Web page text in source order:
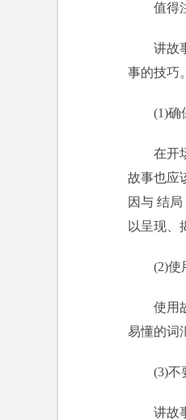
值得
讲故
事的技巧。
(1)确
在开
故事也应
因与 结
以呈现、
(2)使
使用
易懂的词
(3)不
讲故